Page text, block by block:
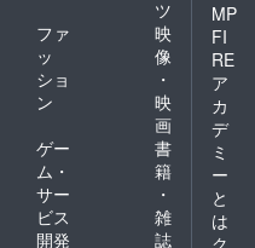
ツ
ファ
ッ
ショ
ン
映
像
・
映
画
ゲー
ム・
サー
ビス
開発
書
籍
・
雑
誌
MP
FI
RE
ア
カ
デ
ミ
ー
と
は